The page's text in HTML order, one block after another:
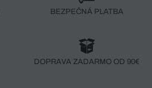
BEZPEČNÁ PLATBA
DOPRAVA ZADARMO OD 90€